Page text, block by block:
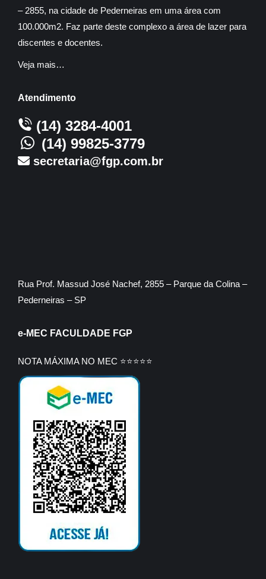
– 2855, na cidade de Pederneiras em uma área com
100.000m2. Faz parte deste complexo a área de lazer para
discentes e docentes.
Veja mais…
Atendimento
(14) 3284-4001
(14) 99825-3779
secretaria@fgp.com.br
Rua Prof. Massud José Nachef, 2855 – Parque da Colina –
Pederneiras – SP
e-MEC FACULDADE FGP
NOTA MÁXIMA NO MEC ⭐⭐⭐⭐⭐